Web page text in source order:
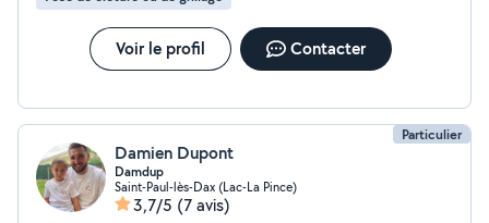
Voir le profil Contacter
Particulier
Damien Dupont
Damdup
Saint-Paul-lès-Dax (Lac-La Pince)
3,7/5 (7 avis)